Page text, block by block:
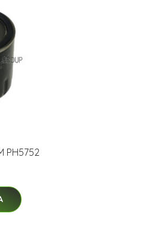
PH5752